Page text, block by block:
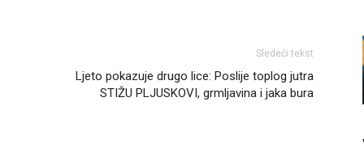
Sledeći tekst
Ljeto pokazuje drugo lice: Poslije toplog jutra
STIŽU PLJUSKOVI, grmljavina i jaka bura